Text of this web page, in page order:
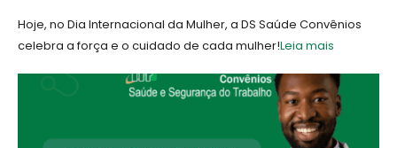
Hoje, no Dia Internacional da Mulher, a DS Saúde Convênios
celebra a força e o cuidado de cada mulher!Leia mais